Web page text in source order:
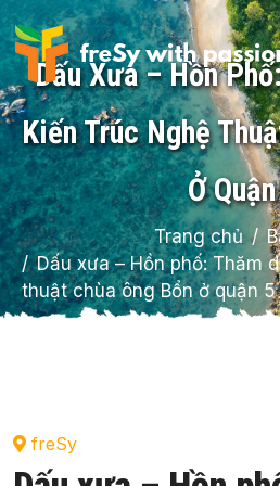
Dấu Xưa – Hồn
Kiến Trúc Nghệ
Ở
Trang chủ
Dấu xưa – Hồn phố: Thăm
thuật chùa ông Bổn ở quận 5
freSy